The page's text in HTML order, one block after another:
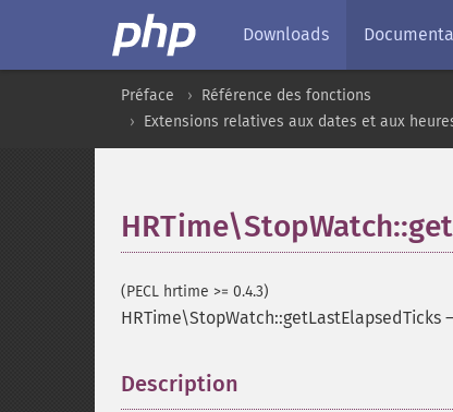
Downloads
Préface
Référence des fonctions
Extensions relatives aux dates et aux
(PECL hrtime >= 0.4.3)
HRTime\StopWatch::getLastElapsedTicks
Description